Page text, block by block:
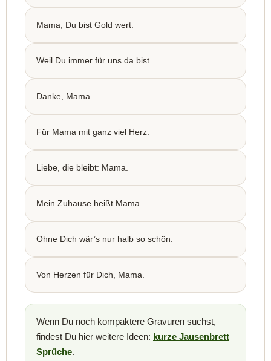
Mama, Du bist Gold wert.
Weil Du immer für uns da bist.
Danke, Mama.
Für Mama mit ganz viel Herz.
Liebe, die bleibt: Mama.
Mein Zuhause heißt Mama.
Ohne Dich wär’s nur halb so schön.
Von Herzen für Dich, Mama.
Wenn Du noch kompaktere Gravuren suchst,
findest Du hier weitere Ideen: kurze Jausenbrett
Sprüche.